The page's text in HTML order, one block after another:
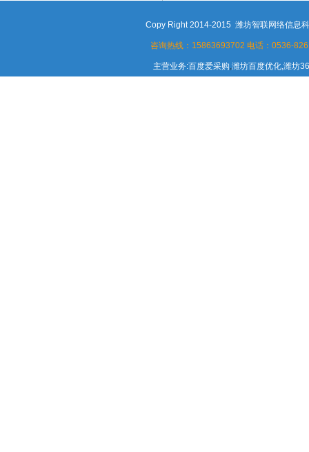
Copy Right 2014-2015 潍坊智联网络信息
咨询热线：15863693702 电话：0536-
主营业务:百度爱采购,潍坊百度优化,潍坊